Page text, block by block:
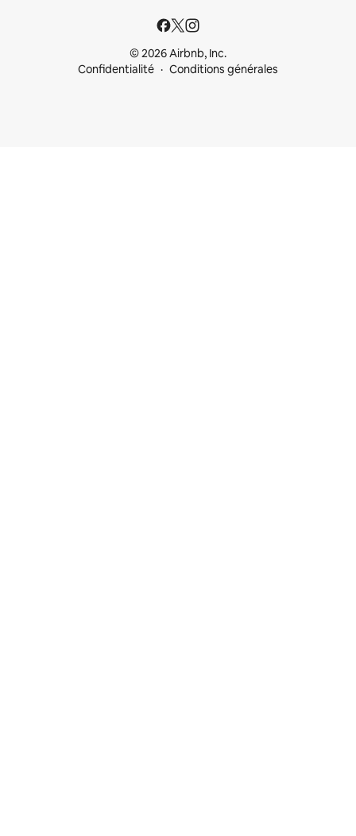
© 2026 Airbnb, Inc.
Confidentialité
Conditions générales